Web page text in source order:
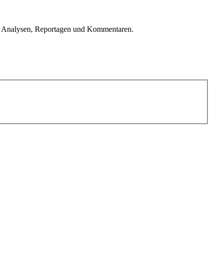
Reportagen und Kommentaren.